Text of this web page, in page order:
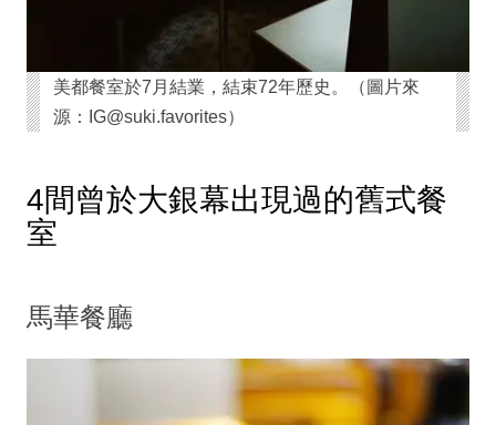
美都餐室於7月結業，結束72年歷史。（圖片來
源：IG@suki.favorites）
4間曾於大銀幕出現過的舊式餐
室
馬華餐廳